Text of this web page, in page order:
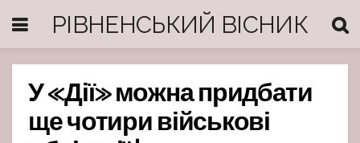
РІВНЕНСЬКИЙ ВІСНИК
У «Дії» можна придбати
ще чотири військові